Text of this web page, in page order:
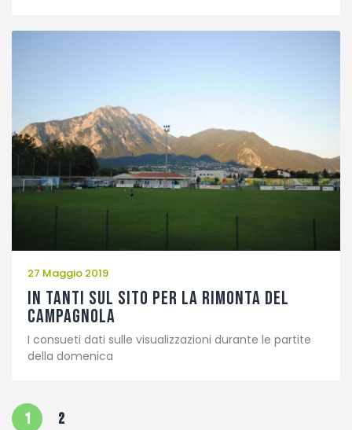
27 Maggio 2019
IN TANTI SUL SITO PER LA RIMONTA DEL
CAMPAGNOLA
I consueti dati sulle visualizzazioni durante le partite
della domenica
1 2